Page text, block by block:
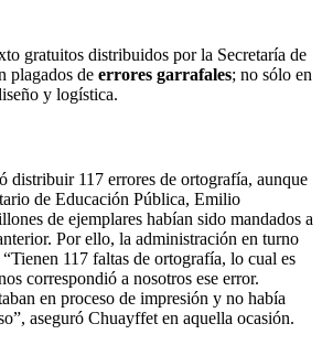
gratuitos distribuidos por la Secretaría de
plagados de errores garrafales; no sólo en
y logística.
distribuir 117 errores de ortografía, aunque
de Educación Pública, Emilio
de ejemplares habían sido mandados a
Por ello, la administración en turno
117 faltas de ortografía, lo cual es
correspondió a nosotros ese error.
en proceso de impresión y no había
aseguró Chuayffet en aquella ocasión.